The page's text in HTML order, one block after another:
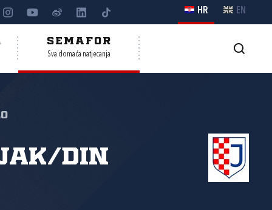
HR EN
SEMAFOR
Sva domaća natjecanja
Din